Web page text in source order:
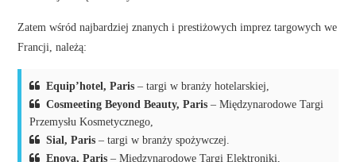
Zatem wśród najbardziej znanych i prestiżowych imprez targowych we
Francji, należą:
Equip’hotel, Paris– targi w branży hotelarskiej,
Cosmeeting Beyond Beauty, Paris – Międzynarodowe Targi
Przemysłu Kosmetycznego,
Sial, Paris – targi w branży spożywczej.
Enova, Paris – Międzynarodowe Targi Elektroniki,